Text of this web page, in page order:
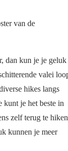
van de
dan kun je je geluk
valei
hikes langs
kunt je het beste in
zelf terug te hiken
kunnen je meer